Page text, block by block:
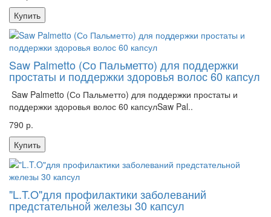
Купить
Saw Palmetto (Со Пальметто) для поддержки
простаты и поддержки здоровья волос 60 капсул
Saw Palmetto (Со Пальметто) для поддержки простаты и
поддержки здоровья волос 60 капсулSaw Pal..
790 р.
Купить
"L.T.O"для профилактики заболеваний
предстательной железы 30 капсул